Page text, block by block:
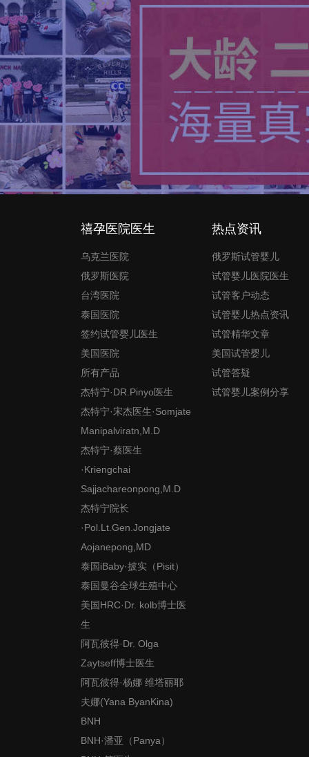
禧孕医院医生
乌克兰医院
俄罗斯医院
台湾医院
泰国医院
签约试管婴儿医生
美国医院
所有产品
杰特宁·DR.Pinyo医生
杰特宁·宋杰医生·Somjate
Manipalviratn,M.D
杰特宁·蔡医生
·Kriengchai
Sajjachareonpong,M.D
杰特宁院长
·Pol.Lt.Gen.Jongjate
Aojanepong,MD
泰国iBaby·披实（Pisit）
泰国曼谷全球生殖中心
美国HRC·Dr. kolb博士医
生
阿瓦彼得·Dr. Olga
Zaytseff博士医生
阿瓦彼得·杨娜 维塔丽耶
夫娜(Yana ByanKina)
BNH
BNH·潘亚（Panya）
热点资讯
俄罗斯试管婴儿
试管婴儿医院医生
试管客户动态
试管婴儿热点资讯
试管精华文章
美国试管婴儿
试管答疑
试管婴儿案例分享